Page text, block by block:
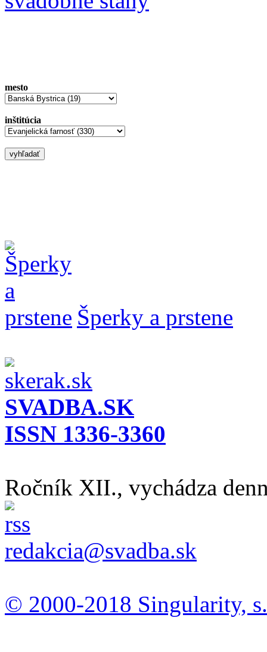
mesto
inštitúcia
Šperky a prstene
SVADBA.SK
ISSN 1336-3360
Ročník XII., vychádza
redakcia@svadba.sk
© 2000-2018 Singularity,